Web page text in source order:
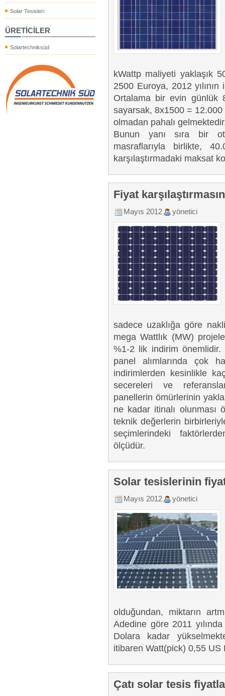
Solar Tesisleri
ÜRETİCİLER
Solartechniksüd
kWattp maliyeti yaklaşık
2500 Euroya, 2012
Ortalama bir evin günlük
sayarsak, 8x1500 = 12.000
olmadan pahalı
Bunun yanı sıra bir
masraflarıyla birlikte,
karşılaştırmadaki maksat
Fiyat
Mayıs 2012 yönetici
sadece uzaklığa göre
mega Wattlık (MW)
%1-2 lik indirim
panel alımlarında çok
indirimlerden kesinlikle
secereleri ve
panellerin ömürlerinin
ne kadar itinalı olunması
teknik değerlerin
seçimlerindeki
ölçüdür.
Solar tesislerinin
Mayıs 2012 yönetici
olduğundan, miktarın
Adedine göre 2011
Dolara kadar
itibaren Watt(pick) 0,55 US
Çatı solar tesis